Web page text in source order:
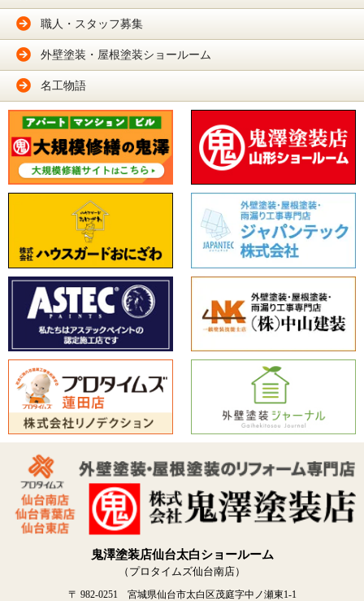
職人・スタッフ募集
外壁塗装・屋根塗装ショールーム
名工物語
鬼澤塗装店仙台太白ショールーム
（プロタイムズ仙台南店）
〒 982-0251 宮城県仙台市太白区茂庭字中ノ瀬東1-1